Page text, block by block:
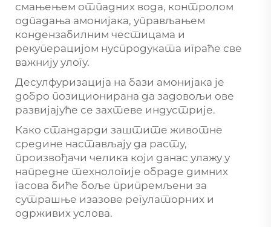
смањењем отпадних вода, контролом
одпадања амонијака, управљањем
кондензабилним честицама и
рекуперацијом нуспродуката играће све
важнију улогу.
Десулфуризација на бази амонијака је
добро позиционирана да задовољи ове
развијајуће се захтеве индустрије.
Како стандарди заштите животне
средине настављају да расту,
произвођачи челика који данас улажу у
напредне технологије обраде димних
гасова биће боље припремљени за
сутрашње изазове регулаторних и
одрживих услова.